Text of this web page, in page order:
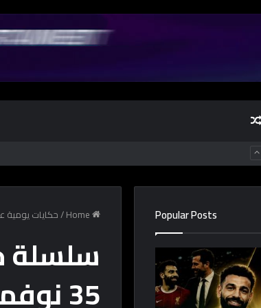
/حكايات يومية
35 نوفمبر
Popular Posts